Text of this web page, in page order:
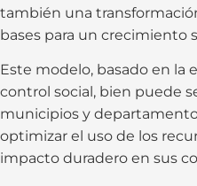
también una
bases para un crecimiento
Este modelo, basado en la
control social, bien puede
municipios y
optimizar el uso de los
impacto duradero en sus